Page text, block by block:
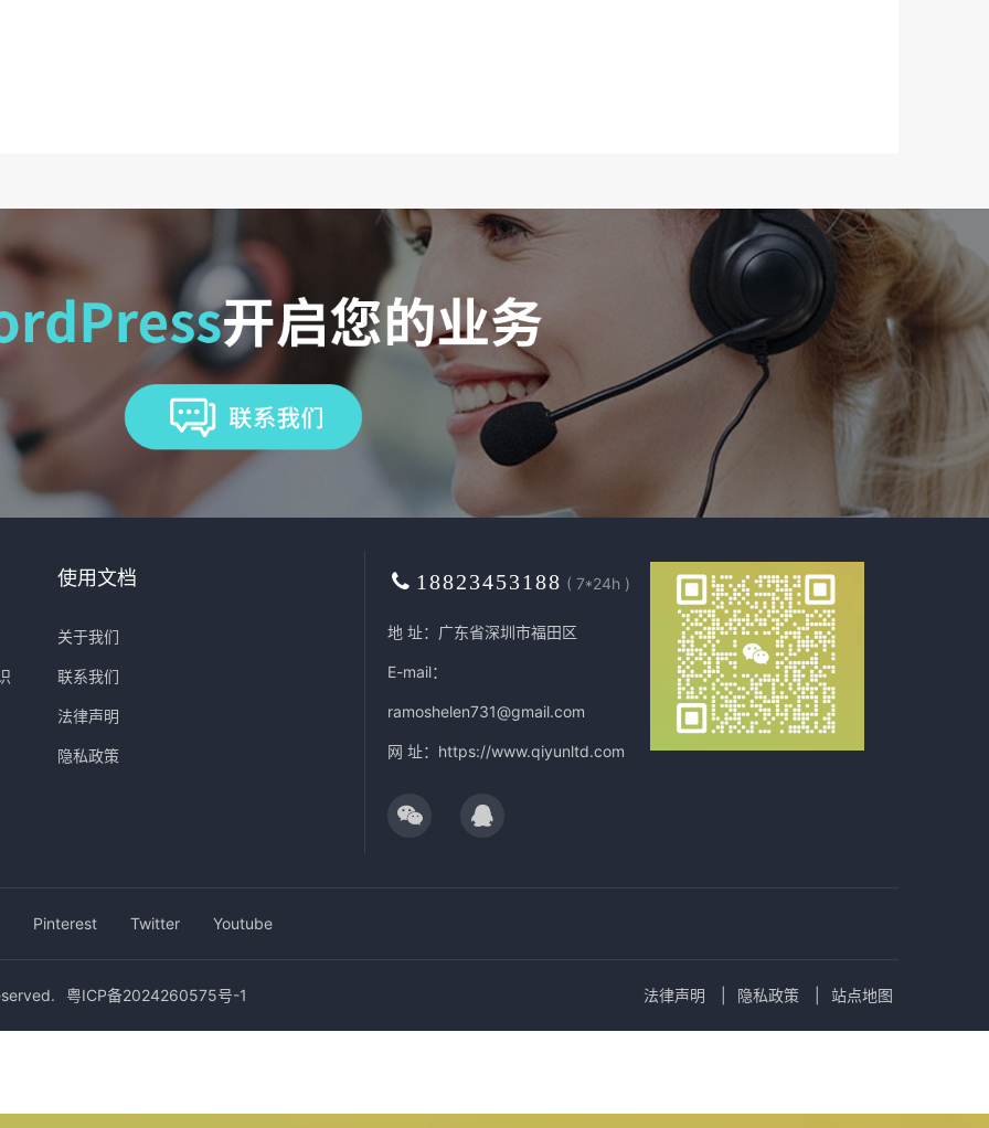
使用文档
关于我们
联系我们
法律声明
隐私政策
18823453188 ( 7*24h )
地 址：广东省深圳市福田区
E-mail：
ramoshelen731@gmail.com
网 址： https://www.qiyunltd.com
Pinterest Twitter Youtube
粤ICP备2024260575号-1 法律声明 隐私政策 站点地图